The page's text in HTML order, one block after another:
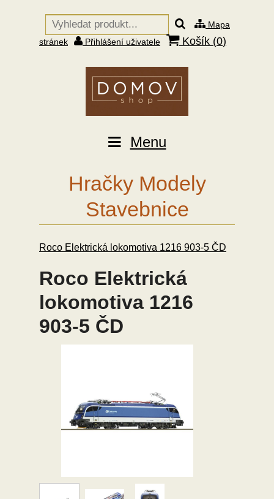
Mapa
stránek
Přihlášení uživatele Košík (0)
Menu
Hračky Modely
Stavebnice
Roco Elektrická lokomotiva 1216 903-5 ČD
Roco Elektrická
lokomotiva 1216
903-5 ČD